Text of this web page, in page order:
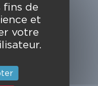
CEDEX
fins de
et
votre